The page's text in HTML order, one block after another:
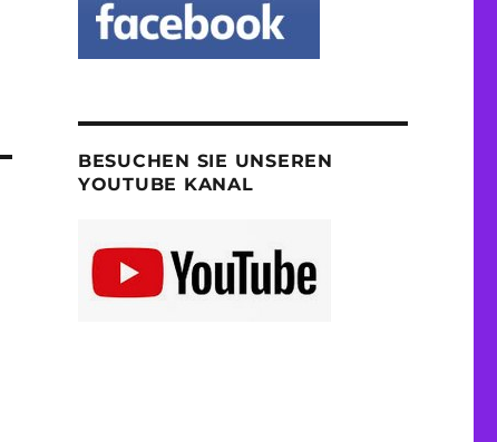
BESUCHEN SIE UNSEREN
YOUTUBE KANAL